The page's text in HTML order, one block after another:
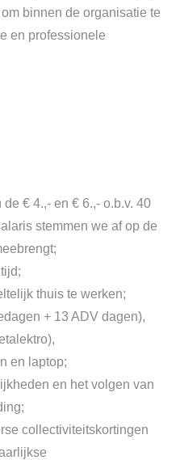
binnen de organisatie te
en professionele
€ 4.,- en € 6.,- o.b.v. 40
stemmen we af op de
thuis te werken;
+ 13 ADV dagen),
en laptop;
en het volgen van
collectiviteitskortingen